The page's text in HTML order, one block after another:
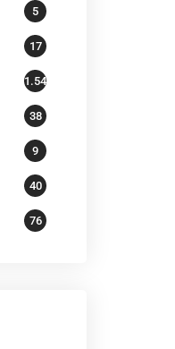
5
17
1.541
38
9
40
76